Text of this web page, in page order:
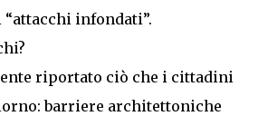
infondati”.
riportato ciò che i cittadini
barriere architettoniche